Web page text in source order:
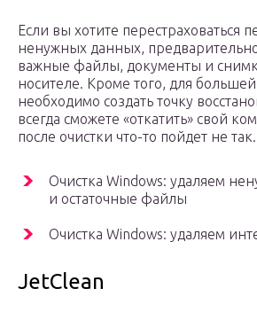
Если вы хотите перестраховаться
ненужных данных,
важные файлы, документы и
носителе. Кроме того, для
необходимо создать точку
всегда сможете «откатить» свой
после очистки что-то пойдет не так.
Очистка Windows: удаляем
и остаточные файлы
Очистка Windows: удаляем
JetClean